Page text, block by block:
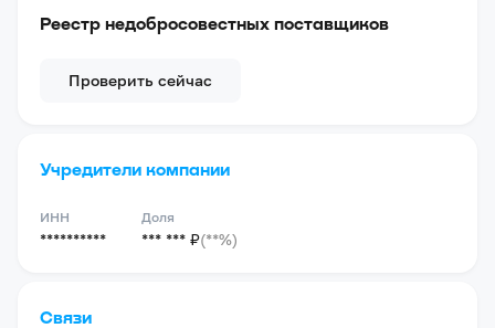
Реестр недобросовестных поставщиков
Проверить сейчас
Учредители компании
ИНН
**********
Доля
*** *** ₽(**%)
Связи